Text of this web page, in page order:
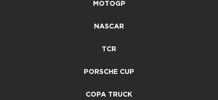
MOTOGP
NASCAR
TCR
PORSCHE CUP
COPA TRUCK